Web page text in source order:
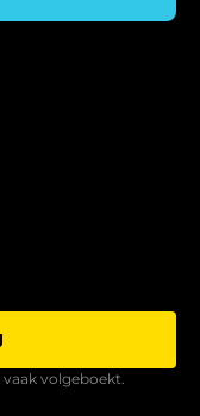
volgeboekt.